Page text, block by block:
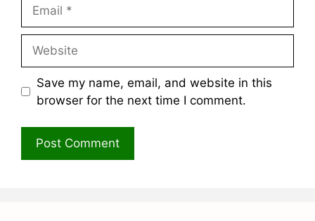
Save my name, email, and website in this
browser for the next time I comment.